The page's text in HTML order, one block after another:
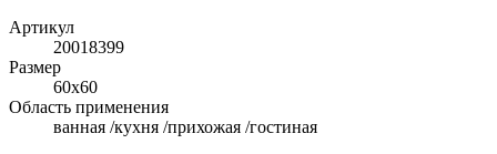
Артикул
20018399
Размер
60x60
Область применения
ванная /кухня /прихожая /гостиная